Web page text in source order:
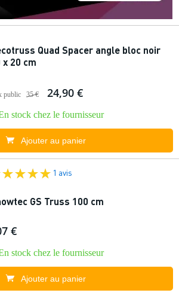
Quad Spacer angle bloc noir
x 20 cm
public 35 € 24,90 €
stock chez le fournisseur
Ajouter au panier
1 avis
GS Truss 100 cm
€
stock chez le fournisseur
Ajouter au panier